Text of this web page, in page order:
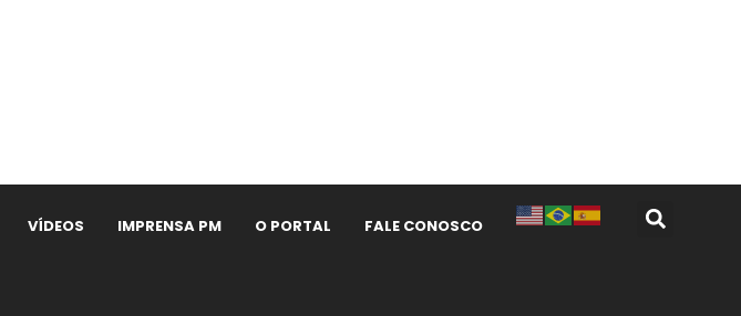
VÍDEOS IMPRENSA PM O PORTAL FALE CONOSCO